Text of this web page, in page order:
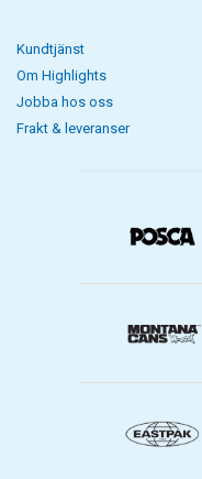
Kundtjänst
Om Highlights
Jobba hos oss
Frakt & leveranser